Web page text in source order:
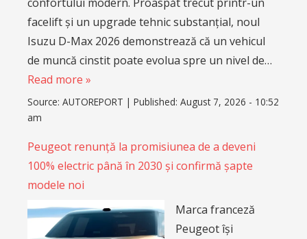
facelift și un upgrade tehnic substanțial, noul
Isuzu D-Max 2026 demonstrează că un vehicul
de muncă cinstit poate evolua spre un nivel de…
Read more »
Source: AUTOREPORT | Published: August 7, 2026 - 10:52
am
Peugeot renunță la promisiunea de a deveni
100% electric până în 2030 și confirmă șapte
modele noi
Marca franceză
Peugeot își